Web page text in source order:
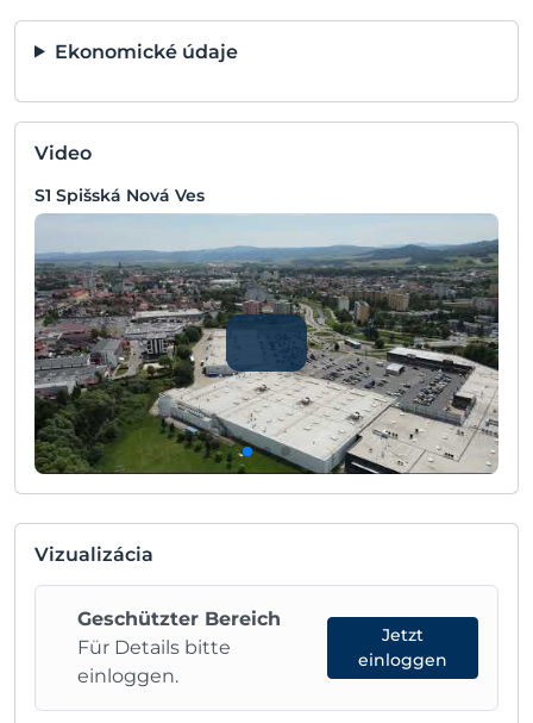
Ekonomické údaje
Video
S1 Spišská Nová Ves
Vizualizácia
Geschützter Bereich
Für Details bitte
einloggen.
Jetzt
einloggen